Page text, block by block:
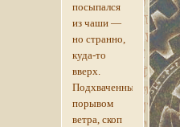
посыпался
из чаши —
но странно,
куда-то
вверх.
Подхваченный
порывом
ветра, скоп